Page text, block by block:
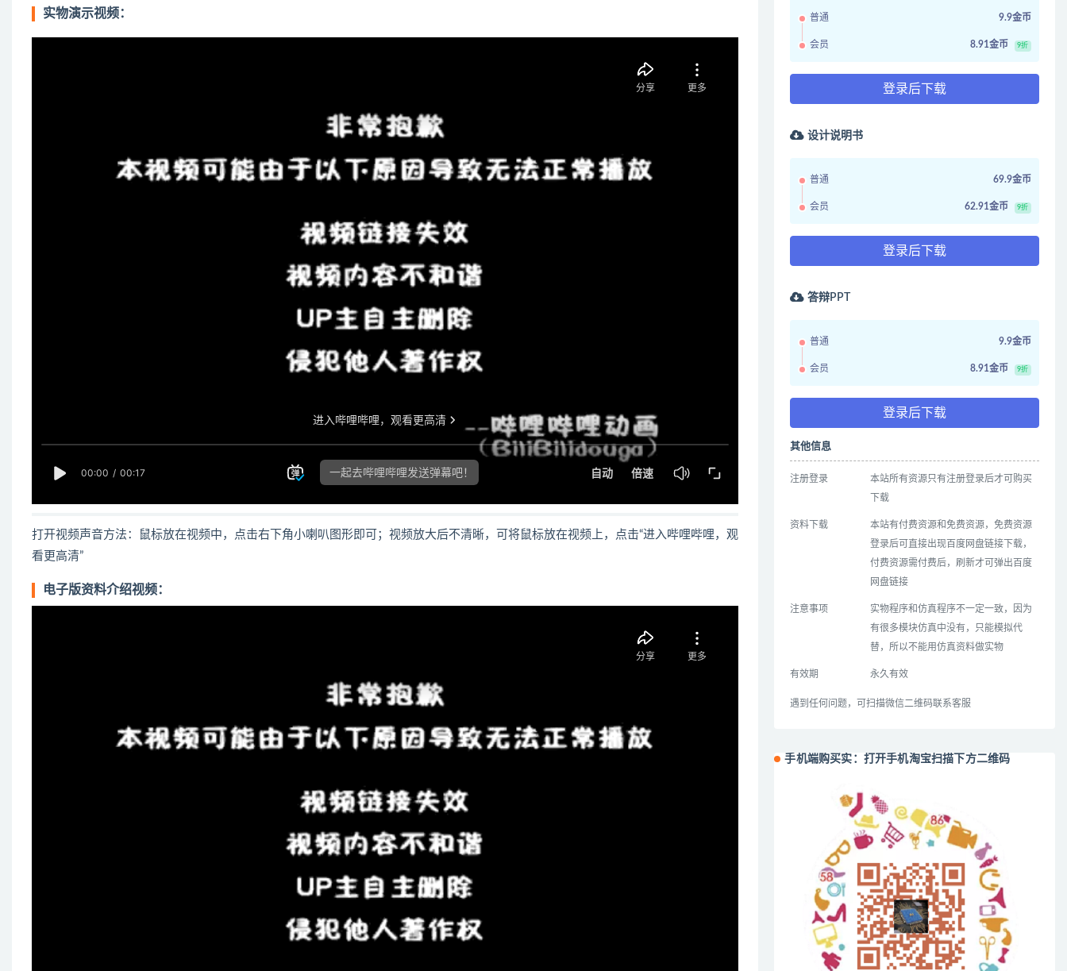
实物演示视频：
打开视频声音方法：鼠标放在视频中，点击右下角小喇叭图形即可；视频放大后不清晰，可将鼠标放在视频上，点击“进入哔哩哔哩，观
看更高清”
电子版资料介绍视频：
普通 9.9金币
会员 8.91金币 9折
登录后下载
设计说明书
普通 69.9金币
会员 62.91金币 9折
登录后下载
答辩PPT
普通 9.9金币
会员 8.91金币 9折
登录后下载
其他信息
注册登录
本站所有资源只有注册登录后才可购买
下载
资料下载
本站有付费资源和免费资源，免费资源
登录后可直接出现百度网盘链接下载，
付费资源需付费后，刷新才可弹出百度
网盘链接
注意事项
实物程序和仿真程序不一定一致，因为
有很多模块仿真中没有，只能模拟代
替，所以不能用仿真资料做实物
有效期 永久有效
遇到任何问题，可扫描微信二维码联系客服
手机端购买实：打开手机淘宝扫描下方二维码